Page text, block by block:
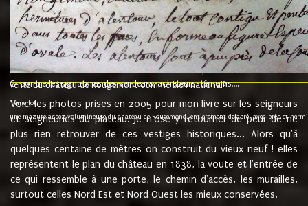
et chavannes conseiller du roy au parlement de Bourgogne, present et
que le dit seigneur Baron de la Vellière a sur ses hommes, indivisables et
de la Velliere tout ainsi et comme le dit seigneur Baron et ses
présent......"
suivent les rentes, donation des terriers, etc... au prix de 880 livre louis
Ci contre les signatures des vendeurs, acheteurs, témoins....
vente du château de Rougemont comme bien national9.
"3ème lot
une mazure assez volumineuse du chateau de Rougemond, entierement delabré, avec près et
Voici les photos prises en 2005 pour mon livre sur les seigneurs
et seigneuries du plateau. Je n'ose y retourner de peur de ne
plus rien retrouver de ces vestiges historiques... Alors qu'à
quelques centaine de mètres on construit du vieux neuf ! elles
représentent le plan du château en 1838, la voute et l'entrée de
ce qui ressemble à une porte, le chemin d'accès, les murailles,
surtout celles Nord Est et Nord Ouest les mieux conservées.